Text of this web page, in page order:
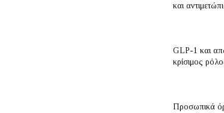
και
GLP-1 και
κρίσιμος
Προσωπικά